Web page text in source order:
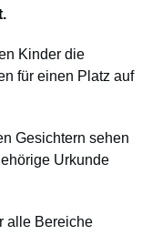
Kinder die
für einen Platz auf
Gesichtern sehen
Urkunde
alle Bereiche